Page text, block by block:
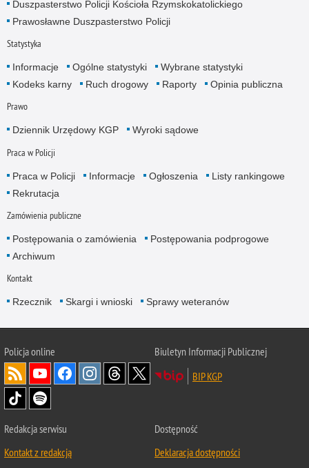
Duszpasterstwo Policji Kościoła Rzymskokatolickiego
Prawosławne Duszpasterstwo Policji
Statystyka
Informacje Ogólne statystyki
Wybrane statystyki
Kodeks karny
Ruch drogowy Raporty Opinia publiczna
Prawo
Dziennik Urzędowy KGP Wyroki sądowe
Praca w Policji
Praca w Policji Informacje Ogłoszenia
Listy rankingowe
Rekrutacja
Zamówienia publiczne
Postępowania o zamówienia
Postępowania podprogowe
Archiwum
Kontakt
Rzecznik Skargi i wnioski Sprawy weteranów
Policjaonline
Biuletyn Informacji Publicznej
BIP KGP
Redakcja serwisu
Kontakt z redakcją
Dostępność
Deklaracja dostępności